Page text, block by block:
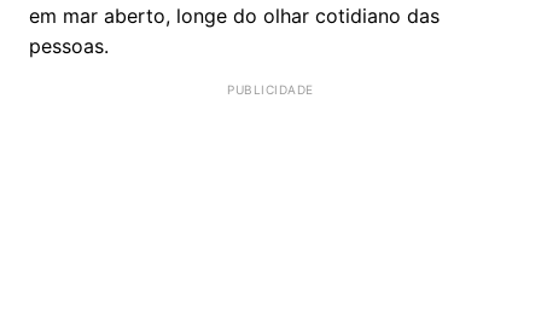
em mar aberto, longe do olhar cotidiano das
pessoas.